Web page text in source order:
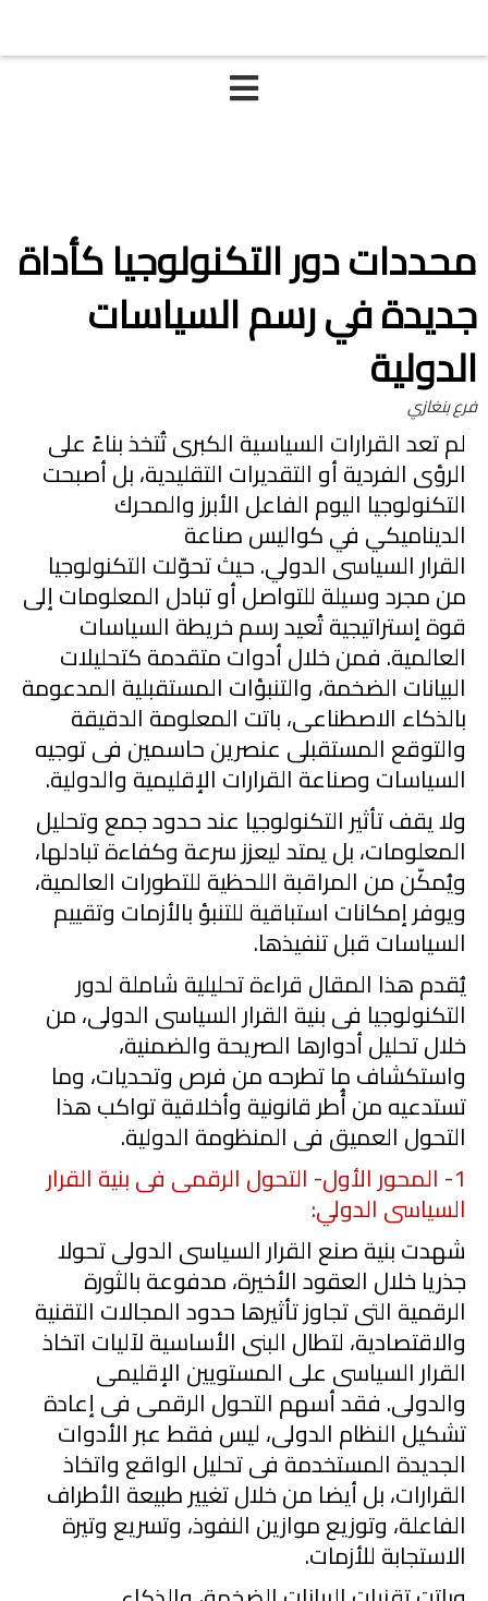
محددات دور التكنولوجيا كأداة
جديدة في رسم السياسات
الدولية
فرع بنغازي
لم تعد القرارات السياسية الكبرى تُتخذ بناءً على
الرؤى الفردية أو التقديرات التقليدية، بل أصبحت
التكنولوجيا اليوم الفاعل الأبرز والمحرك
الديناميكي فيكواليس صناعة
القرارالسياسى الدول. حيث تحوّلت التكنولوجيا
من مجرد وسيلة للتواصل أو تبادل المعلومات إلى
قوةإستراتيجية تُعيد رسم خريطة السياسات
العالمية. فمن خلال أدوات متقدمة كتحليلات
البيانات الضخمة، والتنبؤات المستقبلية المدعومة
بالذكاء الاصطناعى، باتت المعلومة الدقيقة
والتوقع المستقبلى عنصرين حاسمين فى توجيه
السياسات وصناعة القرارات الإقليمية والدولية.
ولا يقف تأثير التكنولوجيا عند حدود جمع وتحليل
المعلومات، بل يمتد ليعزز سرعة وكفاءة تبادلها،
ويُمكّن من المراقبة اللحظية للتطورات العالمية،
ويوفر إمكانات استباقية للتنبؤ بالأزمات وتقييم
السياسات قبل تنفيذها.
يُقدم هذا المقال قراءة تحليلية شاملة لدور
التكنولوجيا فى بنية القرار السياسى الدولى، من
خلال تحليل أدوارها الصريحة والضمنية،
واستكشاف ما تطرحه من فرص وتحديات، وما
تستدعيه من أُطر قانونية وأخلاقية تواكب هذا
التحول العميق فى المنظومة الدولية.
1- المحور الأول- التحول الرقمى فى بنية القرار
السياسى الدولي:
شهدت بنية صنع القرار السياسى الدولى تحولا
جذريا خلال العقود الأخيرة، مدفوعة بالثورة
الرقمية التى تجاوز تأثيرها حدود المجالات التقنية
والاقتصادية، لتطال البنى الأساسية لآليات اتخاذ
القرار السياسى على المستويين الإقليمى
والدولى. فقد أسهم التحول الرقمى فى إعادة
تشكيل النظام الدولى، ليس فقط عبر الأدوات
الجديدة المستخدمة فى تحليل الواقع واتخاذ
القرارات، بل أيضا من خلال تغيير طبيعة الأطراف
الفاعلة، وتوزيع موازين النفوذ، وتسريع وتيرة
الاستجابة للأزمات.